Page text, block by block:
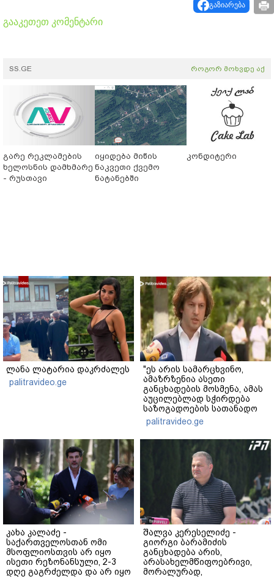
გაზიარება
გააკეთეთ კომენტარი
SS.GE როგორ მოხვდე აქ
გარე რეკლამების
ხელოსნის დამხმარე
- რუსთავი
იყიდება მიწის
ნაკვეთი ქვემო
ნატანებში
კონდიტერი
ლანა ლატარია დაკრძალეს
palitravideo.ge
"ეს არის სამარცხვინო,
ამაზრზენია ასეთი
განცხადების მოსმენა, ამას
აუცილებლად სჭირდება
საზოგადოების სათანადო
რეაქცია" - ირაკლი
კობახიძე
palitravideo.ge
კახა კალაძე -
საქართველოსთან ომი
მსოფლიოსთვის არ იყო
ისეთი რეზონანსული, 2-3
დღე გაგრძელდა და არ იყო
შალვა კერესელიძე -
გიორგი ბარამიძის
განცხადება არის,
არასახელმწიფოებრივი,
მორალურად,